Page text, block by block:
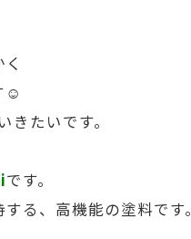
☺
たいです。
です。
る、高機能の塗料です。